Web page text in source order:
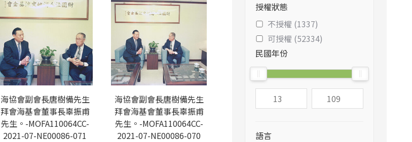
海協會副會長唐樹備先生
拜會海基會董事長辜振甫
先生。-MOFA110064CC-
2021-07-NE00086-071
海協會副會長唐樹備先生
拜會海基會董事長辜振甫
先生。-MOFA110064CC-
2021-07-NE00086-070
授權狀態
不授權 (1337)
可授權 (52334)
民國年份
語言